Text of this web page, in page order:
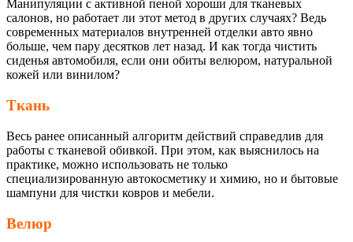
Манипуляции с активной пеной хороши для тканевых
салонов, но работает ли этот метод в других случаях? Ведь
современных материалов внутренней отделки авто явно
больше, чем пару десятков лет назад. И как тогда чистить
сиденья автомобиля, если они обиты велюром, натуральной
кожей или винилом?
Ткань
Весь ранее описанный алгоритм действий справедлив для
работы с тканевой обивкой. При этом, как выяснилось на
практике, можно использовать не только
специализированную автокосметику и химию, но и бытовые
шампуни для чистки ковров и мебели.
Велюр